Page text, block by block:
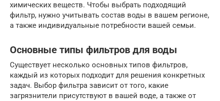
химических веществ. Чтобы выбрать подходящий
фильтр, нужно учитывать состав воды в вашем регионе,
а также индивидуальные потребности вашей семьи.
Основные типы фильтров для воды
Существует несколько основных типов фильтров,
каждый из которых подходит для решения конкретных
задач. Выбор фильтра зависит от того, какие
загрязнители присутствуют в вашей воде, а также от